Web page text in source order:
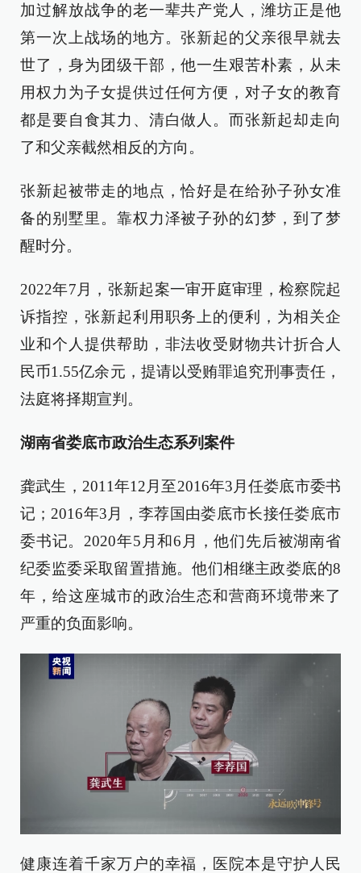
加过解放战争的老一辈共产党人，潍坊正是他
第一次上战场的地方。张新起的父亲很早就去
世了，身为团级干部，他一生艰苦朴素，从未
用权力为子女提供过任何方便，对子女的教育
都是要自食其力、清白做人。而张新起却走向
了和父亲截然相反的方向。
张新起被带走的地点，恰好是在给孙子孙女准
备的别墅里。靠权力泽被子孙的幻梦，到了梦
醒时分。
2022年7月，张新起案一审开庭审理，检察院起
诉指控，张新起利用职务上的便利，为相关企
业和个人提供帮助，非法收受财物共计折合人
民币1.55亿余元，提请以受贿罪追究刑事责任，
法庭将择期宣判。
湖南省娄底市政治生态系列案件
龚武生，2011年12月至2016年3月任娄底市委书
记；2016年3月，李荐国由娄底市长接任娄底市
委书记。2020年5月和6月，他们先后被湖南省
纪委监委采取留置措施。他们相继主政娄底的8
年，给这座城市的政治生态和营商环境带来了
严重的负面影响。
健康连着千家万户的幸福，医院本是守护人民